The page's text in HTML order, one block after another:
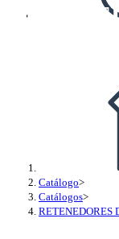
Catálogo>
Catálogos>
RETENEDORES